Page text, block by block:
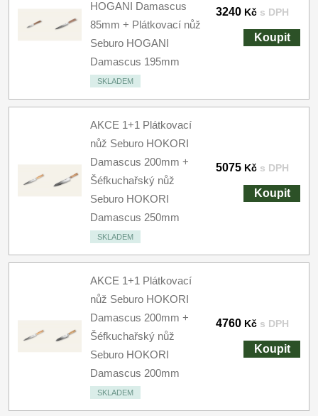
HOGANI Damascus
85mm + Plátkovací nůž
Seburo HOGANI
Damascus 195mm
SKLADEM
3240 Kč s DPH
Koupit
AKCE 1+1 Plátkovací
nůž Seburo HOKORI
Damascus 200mm +
Šéfkuchařský nůž
Seburo HOKORI
Damascus 250mm
SKLADEM
5075 Kč s DPH
Koupit
AKCE 1+1 Plátkovací
nůž Seburo HOKORI
Damascus 200mm +
Šéfkuchařský nůž
Seburo HOKORI
Damascus 200mm
SKLADEM
4760 Kč s DPH
Koupit